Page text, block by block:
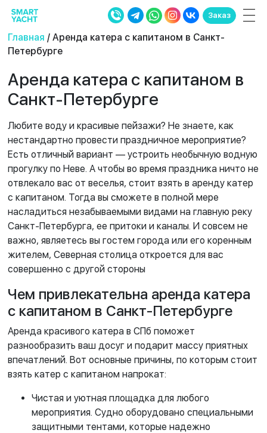
Заказ
Главная / Аренда катера с капитаном в Санкт-
Петербурге
Аренда катера с капитаном в
Санкт-Петербурге
Любите воду и красивые пейзажи? Не знаете, как
нестандартно провести праздничное мероприятие?
Есть отличный вариант — устроить необычную водную
прогулку по Неве. А чтобы во время праздника ничто не
отвлекало вас от веселья, стоит взять в аренду катер
с капитаном. Тогда вы сможете в полной мере
насладиться незабываемыми видами на главную реку
Санкт-Петербурга, ее притоки и каналы. И совсем не
важно, являетесь вы гостем города или его коренным
жителем, Северная столица откроется для вас
совершенно с другой стороны
Чем привлекательна аренда катера
с капитаном в Санкт-Петербурге
Аренда красивого катера в СПб поможет
разнообразить ваш досуг и подарит массу приятных
впечатлений. Вот основные причины, по которым стоит
взять катер с капитаном напрокат:
Чистая и уютная площадка для любого
мероприятия. Судно оборудовано специальными
защитными тентами, которые надежно